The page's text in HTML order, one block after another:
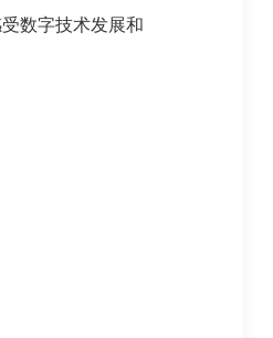
数字技术发展和